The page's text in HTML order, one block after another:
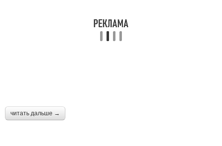
читать дальше →